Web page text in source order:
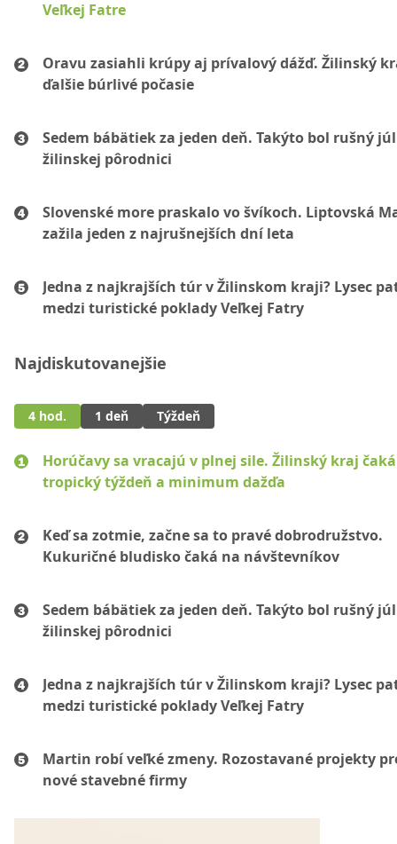
Veľkej Fatre
Oravu zasiahli krúpy aj prívalový dážď. Žilinský
ďalšie búrlivé počasie
Sedem bábätiek za jeden deň. Takýto bol rušný
žilinskej pôrodnici
Slovenské more praskalo vo švíkoch. Liptovská
zažila jeden z najrušnejších dní leta
Jedna z najkrajších túr v Žilinskom kraji? Lysec
medzi turistické poklady Veľkej Fatry
Najdiskutovanejšie
4 hod. 1 deň Týždeň
Horúčavy sa vracajú v plnej sile. Žilinský kraj čaká
tropický týždeň a minimum dažďa
Keď sa zotmie, začne sa to pravé dobrodružstvo.
Kukuričné bludisko čaká na návštevníkov
Sedem bábätiek za jeden deň. Takýto bol rušný
žilinskej pôrodnici
Jedna z najkrajších túr v Žilinskom kraji? Lysec
medzi turistické poklady Veľkej Fatry
Martin robí veľké zmeny. Rozostavané projekty
nové stavebné firmy